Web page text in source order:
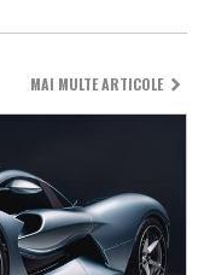
MAI MULTE ARTICOLE